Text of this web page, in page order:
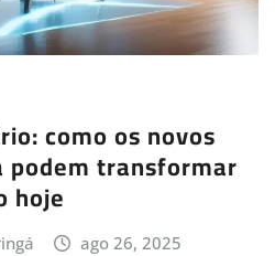
como os novos
podem transformar
hoje
ago 26, 2025